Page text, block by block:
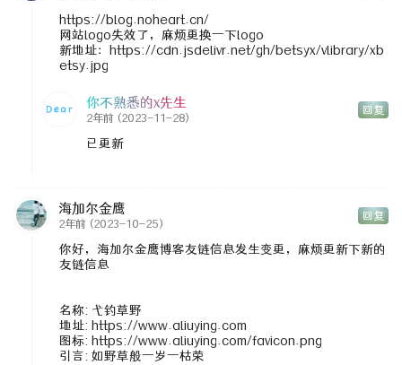
https://blog.noheart.cn/
网站logo失效了，麻烦更换一下logo
新地址：https://cdn.jsdelivr.net/gh/betsyx/vlibrary/xb
etsy.jpg
你不熟悉的x先生
2年前 (2023-11-28)
回复
已更新
海加尔金鹰
2年前 (2023-10-25)
回复
你好，海加尔金鹰博客友链信息发生变更，麻烦更新下新的
友链信息
名称: 弋钓草野
地址: https://www.aliuying.com
图标: https://www.aliuying.com/favicon.png
引言: 如野草般一岁一枯荣